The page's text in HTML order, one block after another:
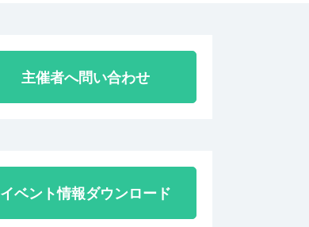
主催者へ問い合わせ
イベント情報ダウンロード